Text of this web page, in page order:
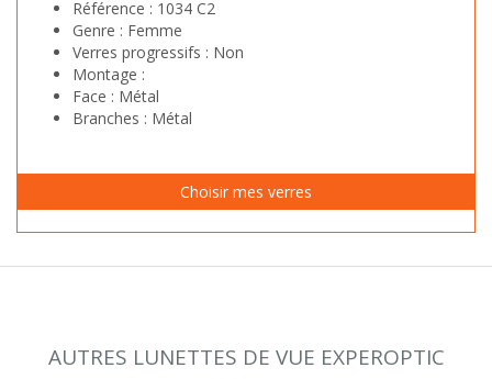
Référence : 1034 C2
Genre : Femme
Verres progressifs : Non
Montage :
Face : Métal
Branches : Métal
AUTRES LUNETTES DE VUE EXPEROPTIC